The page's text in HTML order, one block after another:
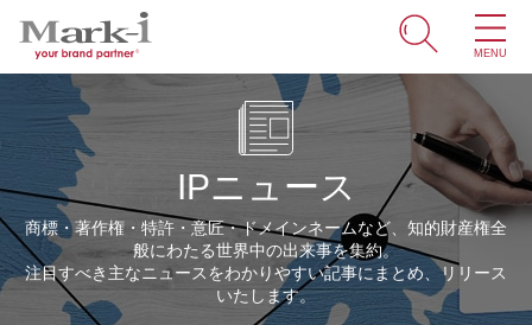
MENU
サービス
取引事例
商標・ブランドの豆知識
知財情報
IPニュース
商標・著作権・特許・意匠・ドメインネームなど、知的財産権全
般にわたる世界中の出来事を集約。
注目すべき主なニュースをわかりやすい記事にまとめ、リリース
いたします。